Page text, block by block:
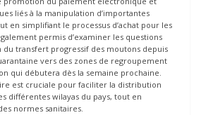
liés à la manipulation d’importantes
en simplifiant le processus d’achat pour les
permis d’examiner les questions
du transfert progressif des moutons depuis
vers des zones de regroupement
qui débutera dès la semaine prochaine.
est cruciale pour faciliter la distribution
différentes wilayas du pays, tout en
normes sanitaires.